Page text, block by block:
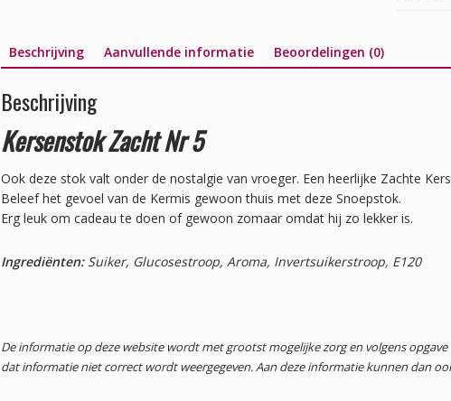
Beschrijving Aanvullende informatie Beoordelingen (0)
Beschrijving
Kersenstok Zacht Nr 5
Ook deze stok valt onder de nostalgie van vroeger. Een heerlijke Zachte
Beleef het gevoel van de Kermis gewoon thuis met deze Snoepstok.
Erg leuk om cadeau te doen of gewoon zomaar omdat hij zo lekker is.
Ingrediënten:Suiker, Glucosestroop, Aroma, Invertsuikerstroop, E120
De informatie op deze website wordt met grootst mogelijke zorg en volgens
dat informatie niet correct wordt weergegeven. Aan deze informatie kunnen dan